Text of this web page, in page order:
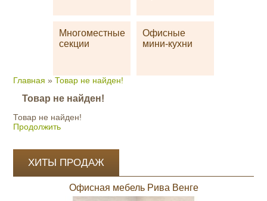
Многоместные
секции
Офисные
мини-кухни
Главная » Товар не найден!
Товар не найден!
Товар не найден!
Продолжить
ХИТЫ ПРОДАЖ
Офисная мебель Рива Венге